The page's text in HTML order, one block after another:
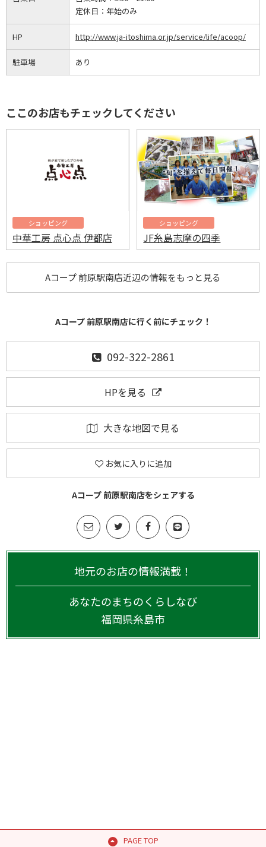
定休日： 年始のみ
HP http://www.ja-itoshima.or.jp/service/life/acoop/
駐車場 あり
ここのお店もチェックしてください
ショッピング
中華工房 点心点 伊都店
ショッピング
JF糸島志摩の四季
Aコープ 前原駅南店近辺の情報をもっと見る
Aコープ 前原駅南店に行く前にチェック！
092-322-2861
HPを見る
大きな地図で見る
お気に入りに追加
Aコープ 前原駅南店をシェアする
地元のお店の情報満載！
あなたのまちのくらしなび
福岡県糸島市
PAGE TOP